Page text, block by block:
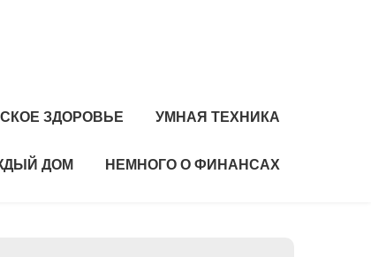
ЗДОРОВЬЕ УМНАЯ ТЕХНИКА
ДОМ НЕМНОГО О ФИНАНСАХ